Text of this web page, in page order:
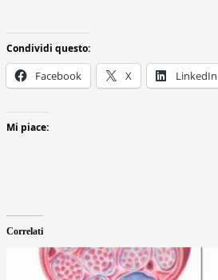
Condividi questo:
Facebook X LinkedIn
Mi piace:
Correlati